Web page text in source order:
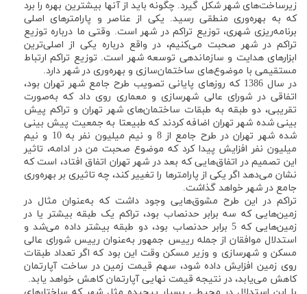
زیرساخت‌های شهر شکل گیرد. چگونه باید از آنها بیشترین بهره را برد
که به بهره‌وری منطقی رسید. یکی از عناصر و پارامترهای اصلی
برنامه‌ریزی شهری، توزیع تراکم در شهر است. وقتی ما درباره توزیع
تراکم در شهر صحبت می‌کنیم، در واقع درباره یکی از اصلی‌ترین
ابزارهای هدایت و سازماندهی توسعه شهر است. توزیع تراکم ارتباط
مستقیمی با موضوع‌های ساختمان‌سازی و بهره‌وری در شهر دارد.
در سال 1386 که روزهای پایانی تصویب طرح جامع شهر تهران بود،
اتفاقی در شورای عالی شهرسازی و معماری روی داد که به‌صورت
تقریبی، دو طبقه به طبقات ساختمان‌های شهر تهران و تراکم پیش
بینی شده شهر تهران اضافه کردند که طبیعتا به جمعیت پیش بینی
شده شهر تهران در طرح جامع از 8 و نیم میلیون نفر به 10 و نیم
میلیون نفر افزایش پیدا کرد که موضوع صحبت من در ادامه، تاثیر
این تصمیم در اتفاق‌هایی که بعد در شهر تهران اتفاق افتاد، است که
نشان می‌دهد اگر یکی از پارامترها را تغییر کند، چه تاثیری بر بهره‌وری
جامع در شهر خواهد گذاشت.
تراکم در این طرح مشوق‌هایی وجود داشت که به‌عنوان مثال در
زمین‌هایی که سه برابر حدنصاب بود، تراکم یک طبقه بیشتر یا در
زمین‌هایی که 5 برابر حدنصاب بود، دو طبقه بیشتر داده می‌شد و
استدلال موافقان از جمله رییس جمهور به‌عنوان رییس شورای عالی
مسکن و شهرسازی و وزیر مسکن وقت این بود که اگر تعداد طبقات
روی زمین افزایش داده شود، سهم قیمت زمین در ساخت آپارتمان
کاهش می‌یابد، در نتیجه قیمت نهایی آپارتمان کاهش خواهد یابد.